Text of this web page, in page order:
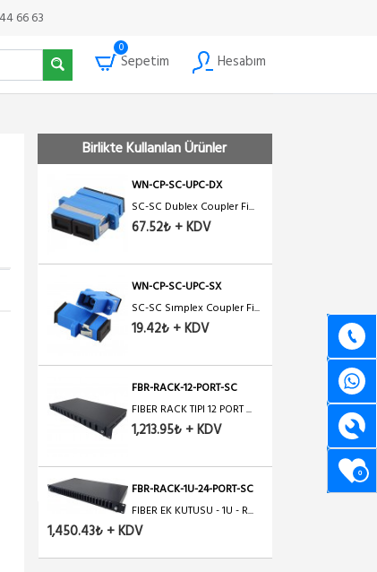
66 63
0
Sepetim Hesabım
0
Birlikte Kullanılan Ürünler
WN-CP-SC-UPC-DX
SC-SC Dublex Coupler Fi...
67.52₺ + KDV
WN-CP-SC-UPC-SX
SC-SC Sımplex Coupler Fi...
19.42₺ + KDV
FBR-RACK-12-PORT-SC
FIBER RACK TIPI 12 PORT ...
1,213.95₺ + KDV
FBR-RACK-1U-24-PORT-SC
FIBER EK KUTUSU - 1U - R...
1,450.43₺ + KDV